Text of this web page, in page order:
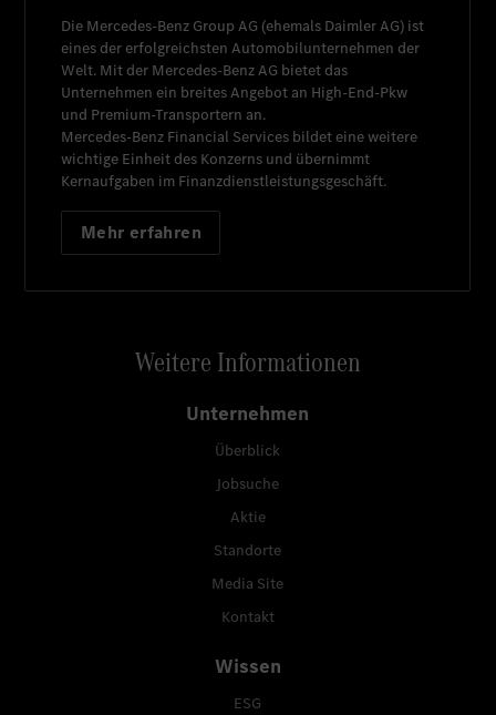
Die Mercedes-Benz Group AG (ehemals Daimler AG) ist
eines der erfolgreichsten Automobilunternehmen der
Welt. Mit der Mercedes-Benz AG bietet das
Unternehmen ein breites Angebot an High-End-Pkw
und Premium-Transportern an.
Mercedes-Benz Financial Services bildet eine weitere
wichtige Einheit des Konzerns und übernimmt
Kernaufgaben im Finanzdienstleistungsgeschäft.
Mehr erfahren
Weitere Informationen
Unternehmen
Überblick
Jobsuche
Aktie
Standorte
Media Site
Kontakt
Wissen
ESG